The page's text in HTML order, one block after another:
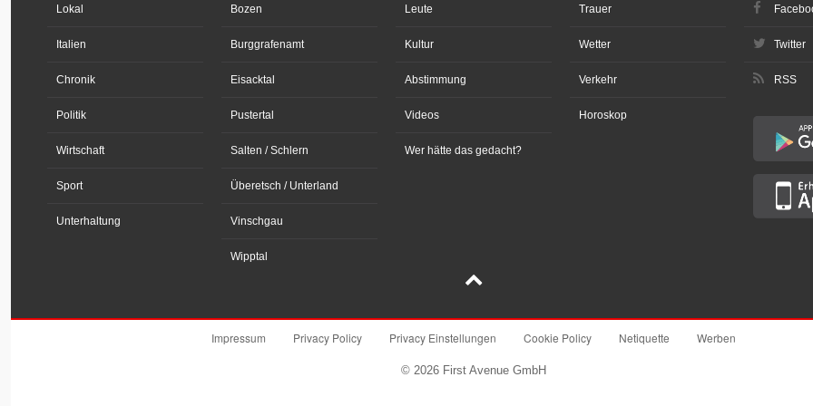
Lokal
Italien
Chronik
Politik
Wirtschaft
Sport
Unterhaltung
Bozen
Burggrafenamt
Eisacktal
Pustertal
Salten / Schlern
Überetsch / Unterland
Vinschgau
Wipptal
Leute
Kultur
Abstimmung
Videos
Wer hätte das gedacht?
Trauer
Wetter
Verkehr
Horoskop
Twitter
RSS
Impressum Privacy Policy Privacy Einstellungen Cookie Policy Netiquette Werben
© 2026 First Avenue GmbH